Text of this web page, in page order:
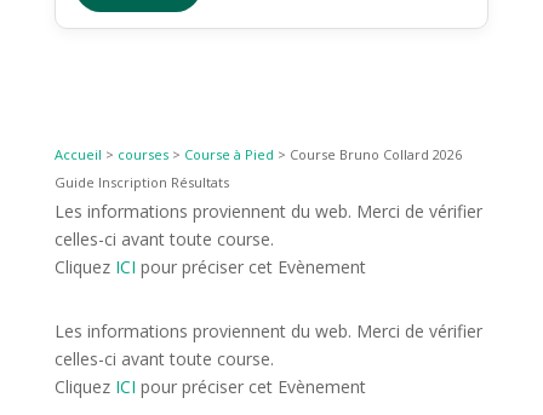
Accueil > courses> Course à Pied > Course Bruno Collard 2026
Guide Inscription Résultats
Les informations proviennent du web. Merci de vérifier
celles-ci avant toute course.
Cliquez ICI pour préciser cet Evènement
Les informations proviennent du web. Merci de vérifier
celles-ci avant toute course.
Cliquez ICI pour préciser cet Evènement